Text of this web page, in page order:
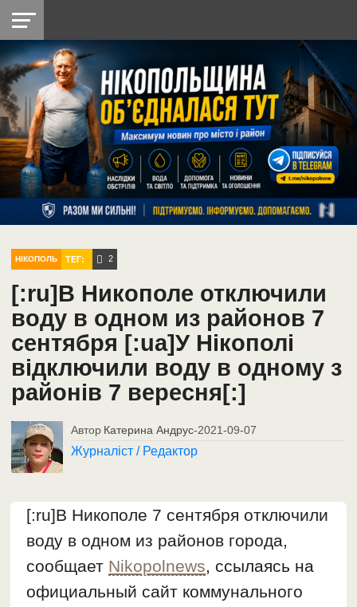
НІКОПОЛЬ
РАЙОН
СІЧЕСЛАВСЬКА
УКРАЇНА
РЕТРО
НІКОПОЛЬ
ЛАЙТ
УКРАЇНА
ДОПОМОГА
РАДІО
НІКОПОЛЬ ТЕГ: 2
[:ru]В Никополе отключили
воду в одном из районов 7
сентября [:ua]У Нікополі
відключили воду в одному з
районів 7 вересня[:]
Автор Катерина Андрус-2021-09-07
Журналіст / Редактор
[:ru]В Никополе 7 сентября отключили
воду в одном из районов города,
сообщает Nikopolnews, ссылаясь на
официальный сайт коммунального